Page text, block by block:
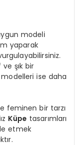
modeli
yaparak
şık bir
modelleri ise daha
feminen bir tarzı
Küpe tasarımları
etmek